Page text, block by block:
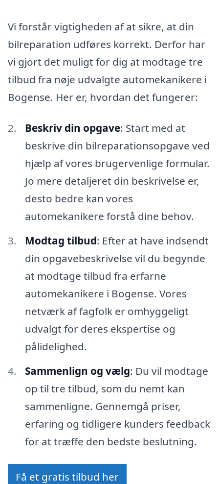
Vi forstår vigtigheden af at sikre, at din
bilreparation udføres korrekt. Derfor har
vi gjort det muligt for dig at modtage tre
tilbud fra nøje udvalgte automekanikere i
Bogense. Her er, hvordan det fungerer:
Beskriv din opgave: Start med at
beskrive din bilreparationsopgave ved
hjælp af vores brugervenlige formular.
Jo mere detaljeret din beskrivelse er,
desto bedre kan vores
automekanikere forstå dine behov.
Modtag tilbud: Efter at have indsendt
din opgavebeskrivelse vil du begynde
at modtage tilbud fra erfarne
automekanikere i Bogense. Vores
netværk af fagfolk er omhyggeligt
udvalgt for deres ekspertise og
pålidelighed.
Sammenlign og vælg: Du vil modtage
op til tre tilbud, som du nemt kan
sammenligne. Gennemgå priser,
erfaring og tidligere kunders feedback
for at træffe den bedste beslutning.
Få et gratis tilbud her